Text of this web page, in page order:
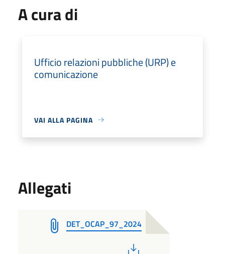
A cura di
Ufficio relazioni pubbliche (URP) e
comunicazione
VAI ALLA PAGINA
Allegati
DET_OCAP_97_2024